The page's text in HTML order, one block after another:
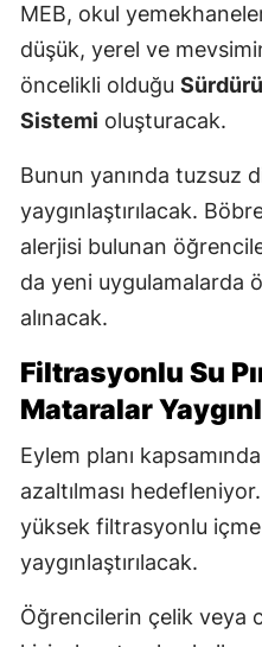
MEB, okul
düşük, yerel ve
öncelikli olduğu
Sistemi oluşturacak.
Bunun yanında tuzsuz
yaygınlaştırılacak.
alerjisi bulunan
da yeni uygulamalarda
alınacak.
Filtrasyonlu Su
Mataralar
Eylem planı
azaltılması
yüksek filtrasyonlu içme
yaygınlaştırılacak.
Öğrencilerin çelik veya